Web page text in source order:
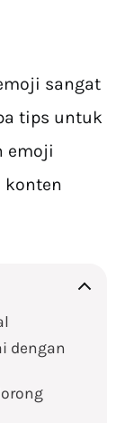
sangat
tips untuk
emoji
konten
dengan